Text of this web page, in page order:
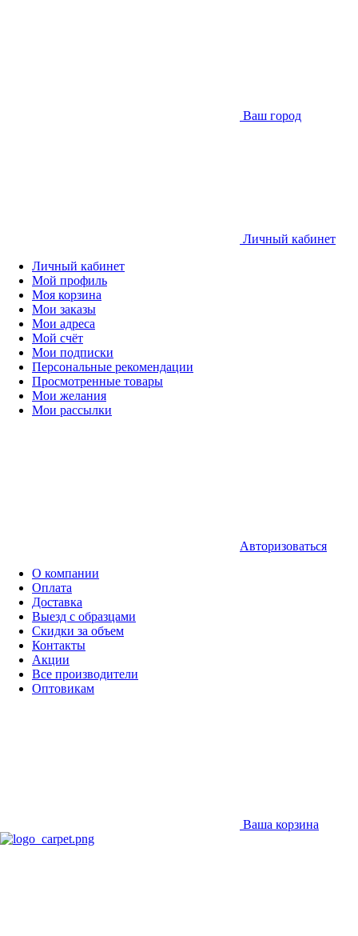
Ваш город
Личный кабинет
Личный кабинет
Мой профиль
Моя корзина
Мои заказы
Мои адреса
Мой счёт
Мои подписки
Персональные рекомендации
Просмотренные товары
Мои желания
Мои рассылки
Авторизоваться
О компании
Оплата
Доставка
Выезд с образцами
Скидки за объем
Контакты
Акции
Все производители
Оптовикам
Ваша корзина